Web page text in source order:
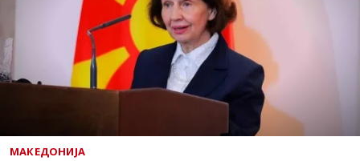
МАКЕДОНИЈА